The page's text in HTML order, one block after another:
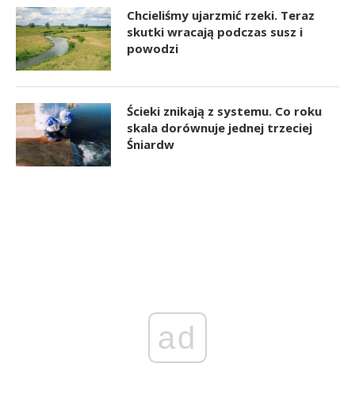
Chcieliśmy ujarzmić rzeki. Teraz
skutki wracają podczas susz i
powodzi
Ścieki znikają z systemu. Co roku
skala dorównuje jednej trzeciej
Śniardw
ad